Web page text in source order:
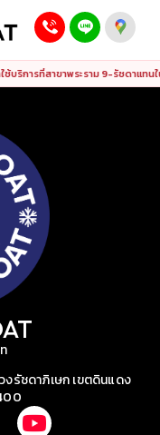
าว ขอเชิญลูกค้าใช้บริการที่สาขา
การที่สาขาพระราม 9-รัชดาแทน
รัชดาภิเษก เขตดินแดง